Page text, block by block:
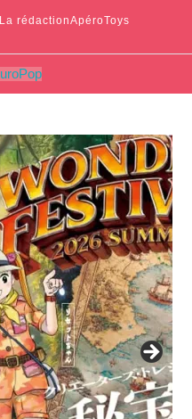
La rédactionApéroToys